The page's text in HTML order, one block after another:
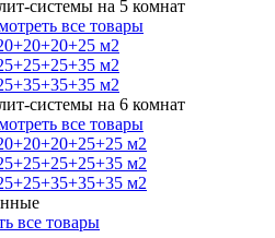
системы на 5 комнат
все товары
м2
м2
м2
системы на 6 комнат
все товары
м2
м2
м2
все товары